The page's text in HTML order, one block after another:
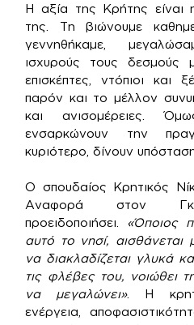
Η αξία της Κρήτης είναι
της. Τη βιώνουμε
γεννηθήκαμε,
ισχυρούς τους δεσμούς
επισκέπτες, ντόπιοι και
παρόν και το μέλλον
και ανισομέρειες.
ενσαρκώνουν την
κυριότερο, δίνουν
Ο σπουδαίος Κρητικός
Αναφορά στον
προειδοποιήσει. «Όποιος
αυτό το νησί, αισθάνεται
να διακλαδίζεται γλυκά
τις φλέβες του, νοιώθει
να μεγαλώνει». Η
ενέργεια,